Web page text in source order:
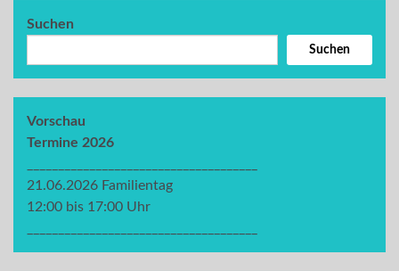
Suchen
Suchen
Vorschau
Termine 2026
21.06.2026 Familientag
12:00 bis 17:00 Uhr